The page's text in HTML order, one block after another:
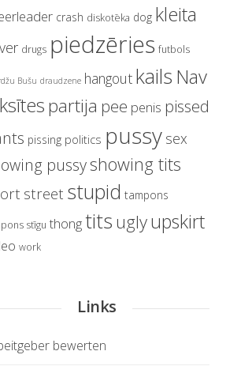
crash diskotēka dog kleita
drugs piedzēries futbols
Bušu draudzene hangout kails Nav
partija pee penis pissed
pissing politics pussy sex
pussyshowing tits
street stupid tampons
stīgu thongtits uglyupskirt
work
Links
bewerten